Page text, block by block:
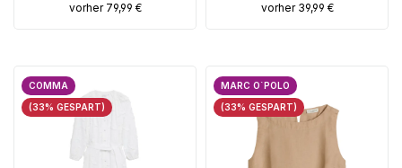
vorher 79,99 € vorher 39,99 €
COMMA
(33% GESPART)
MARC O`POLO
(33% GESPART)